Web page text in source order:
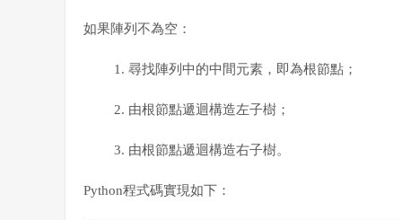
如果陣列不為空：
尋找陣列中的中間元素，即為根節點；
由根節點遞迴構造左子樹；
由根節點遞迴構造右子樹。
Python程式碼實現如下：